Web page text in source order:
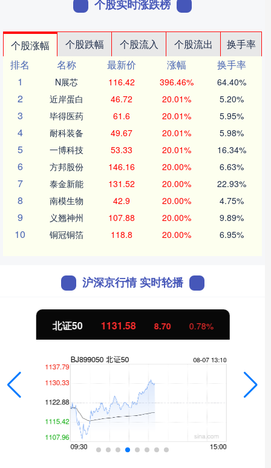
个股实时涨跌榜
个股涨幅 个股跌幅 个股流入 个股流出
换手率
排名
名称 最新价 涨幅
换手率
1
N展芯 116.42 396.46% 64.40%
2 近岸蛋白 46.72 20.01% 5.20%
3 毕得医药 61.6 20.01% 5.95%
4 耐科装备 49.67 20.01% 5.98%
5 一博科技 53.33 20.01% 16.34%
6 方邦股份 146.16 20.00% 6.63%
7 泰金新能 131.52 20.00% 22.93%
8 南模生物 42.9 20.00% 4.75%
9 义翘神州 107.88 20.00% 9.89%
10 铜冠铜箔 118.8 20.00% 6.95%
沪深京行情 实时轮播
北证50 1131.58 8.70 0.78%